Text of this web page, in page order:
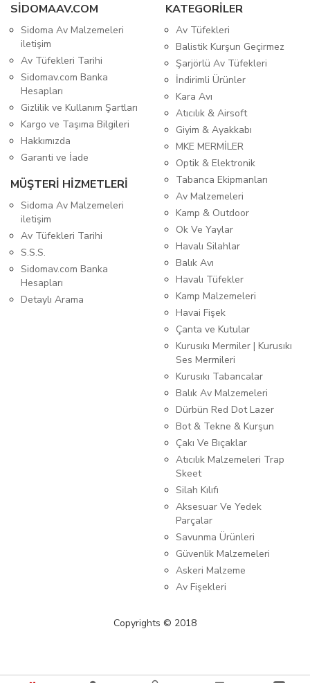
SIDOMAAV.COM
Sidoma Av Malzemeleri
iletişim
Av Tüfekleri Tarihi
Sidomav.com Banka
Hesapları
Gizlilik ve Kullanım Şartları
Kargo ve Taşıma Bilgileri
Hakkımızda
Garanti ve İade
MÜŞTERİ HİZMETLERİ
Sidoma Av Malzemeleri
iletişim
Av Tüfekleri Tarihi
S.S.S.
Sidomav.com Banka
Hesapları
Detaylı Arama
KATEGORİLER
Av Tüfekleri
Balistik Kurşun Geçirmez
Şarjörlü Av Tüfekleri
İndirimli Ürünler
Kara Avı
Atıcılık & Airsoft
Giyim & Ayakkabı
MKE MERMİLER
Optik & Elektronik
Tabanca Ekipmanları
Av Malzemeleri
Kamp & Outdoor
Ok Ve Yaylar
Havalı Silahlar
Balık Avı
Havalı Tüfekler
Kamp Malzemeleri
Havai Fişek
Çanta ve Kutular
Kurusıkı Mermiler | Kurusıkı
Ses Mermileri
Kurusıkı Tabancalar
Balık Av Malzemeleri
Dürbün Red Dot Lazer
Bot & Tekne & Kurşun
Çakı Ve Bıçaklar
Atıcılık Malzemeleri Trap
Skeet
Silah Kılıfı
Aksesuar Ve Yedek
Parçalar
Savunma Ürünleri
Güvenlik Malzemeleri
Askeri Malzeme
Av Fişekleri
Copyrights © 2018